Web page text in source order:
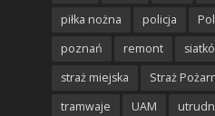
piłka nożna
policja
poznań
remont
straż miejska
Straż
tramwaje
UAM